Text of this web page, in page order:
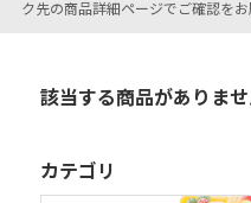
ク先の商品詳細ページでご確認をお
該当する商品がありませ
カテゴリ